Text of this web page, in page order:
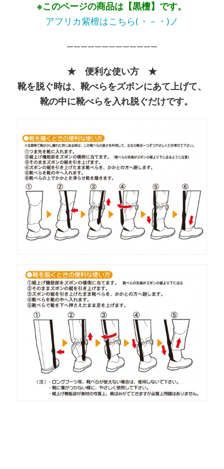
※このページの商品は【黒檀】です。
アフリカ紫檀はこちら( ・－・)ノ
—————————————
★ 便利な使い方 ★
靴を脱ぐ時は、靴べらをズボンにあて上げて、
靴の中に靴べらを入れ脱ぐだけです。